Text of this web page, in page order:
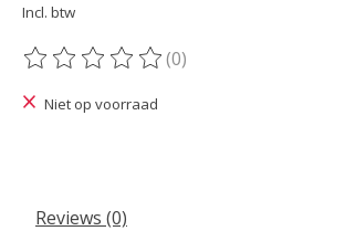
Incl. btw
De beoordeling van dit product is
(0)
Niet op voorraad
Reviews (0)